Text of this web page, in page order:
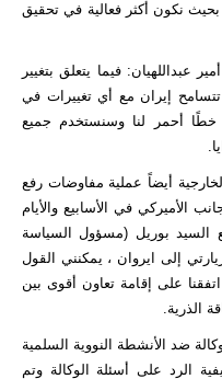
بحيث نكون أكثر فعالية في تحقيق
عبداللهيان: فيما يتعلق بتغيير
تتسامح إيران مع أي تغييرات في
خطًا أحمر لنا وسنستخدم جميع
أيضاً عملية مفاوضات رفع
الأميركي في الأسابيع والأيام
السيد بوريل (مسؤول السياسة
إلى ايروان ، يمكنني القول
على إقامة تعاون أقوى بين
الذرية.
ضد الأنشطة النووية السلمية
الرد على أسئلة الوكالة وتم